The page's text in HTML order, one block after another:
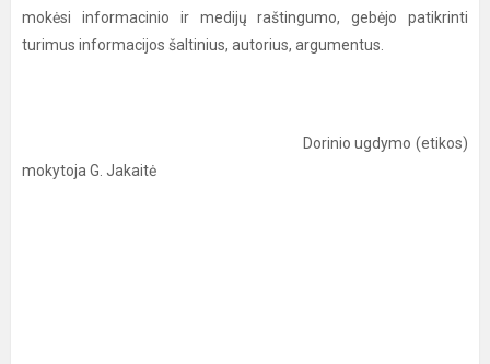
mokėsi informacinio ir medijų raštingumo, gebėjo patikrinti
turimus informacijos šaltinius, autorius, argumentus.
Dorinio ugdymo (etikos)
mokytoja G. Jakaitė